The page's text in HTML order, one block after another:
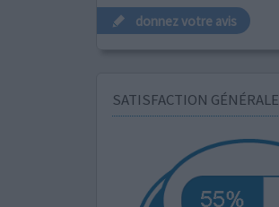
donnez votre avis
SATISFACTION GÉNÉRALE